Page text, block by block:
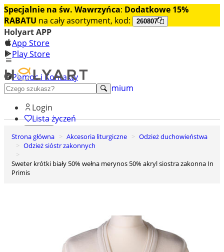
Specjalnie na św. Wawrzyńca: Dodatkowe 15%
RABATU na cały asortyment, kod: 260807
Holyart APP
App Store
Play Store
Pomoc i Kontakty
+48 222 922 860
Odkryj premium
Login
Lista życzeń
0
Koszyk
Strona główna Akcesoria liturgiczne
Odzież duchowieństwa
Odzież sióstr zakonnych
Sweter krótki biały 50% wełna merynos 50% akryl siostra zakonna In
Primis